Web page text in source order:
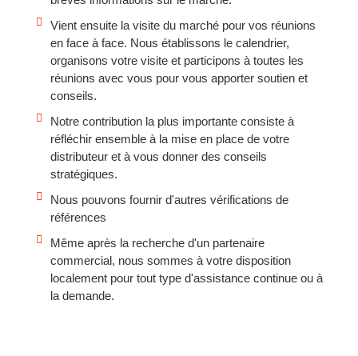
Vient ensuite la visite du marché pour vos réunions
en face à face. Nous établissons le calendrier,
organisons votre visite et participons à toutes les
réunions avec vous pour vous apporter soutien et
conseils.
Notre contribution la plus importante consiste à
réfléchir ensemble à la mise en place de votre
distributeur et à vous donner des conseils
stratégiques.
Nous pouvons fournir d'autres vérifications de
références
Même après la recherche d'un partenaire
commercial, nous sommes à votre disposition
localement pour tout type d'assistance continue ou à
la demande.